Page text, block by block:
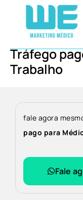
Tráfego
Trabalho
fale agora
pago para
Fale